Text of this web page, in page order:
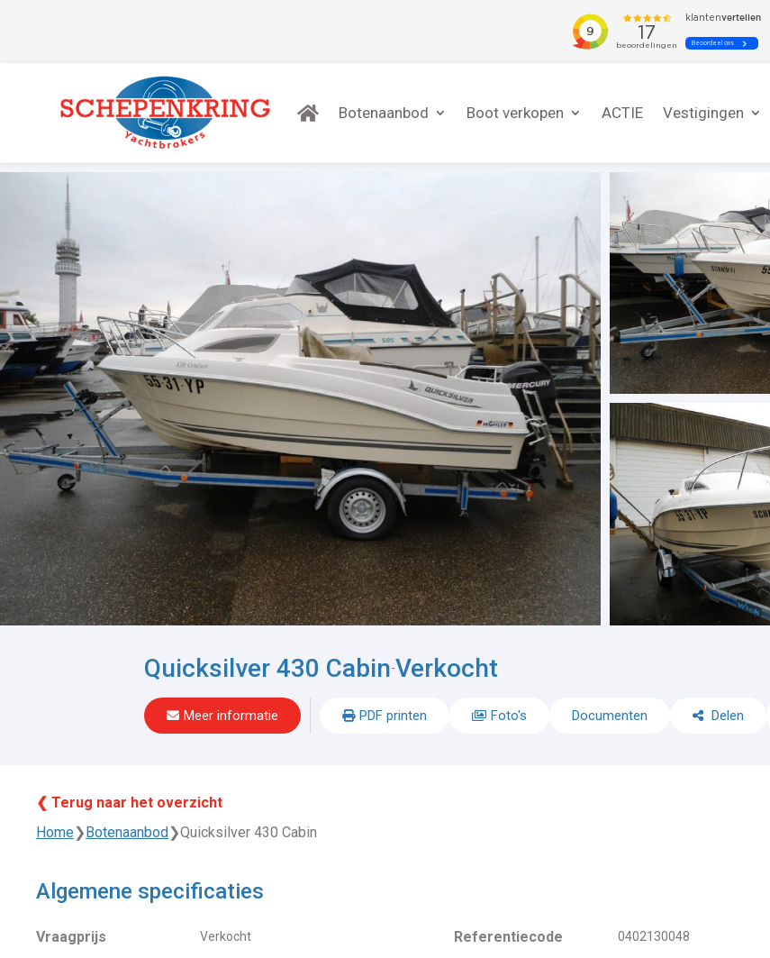
Botenaanbod Boot verkopen ACTIE Vestigingen
Quicksilver 430 Cabin-Verkocht
Meer informatie PDF printen Foto's Documenten Delen
❮ Terug naar het overzicht
Home❯Botenaanbod❯Quicksilver 430 Cabin
Algemene specificaties
Vraagprijs Verkocht Referentiecode 0402130048